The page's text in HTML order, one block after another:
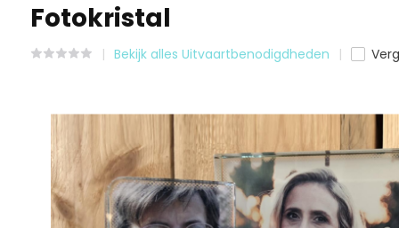
Fotokristal
Bekijk alles Uitvaartbenodigdheden